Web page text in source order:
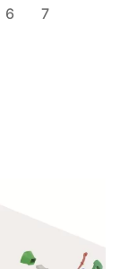
6
7